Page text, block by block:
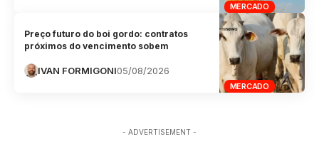
MERCADO
MERCADO
Preço futuro do boi gordo: contratos
próximos do vencimento sobem
IVAN FORMIGONI05/08/2026
- ADVERTISEMENT -